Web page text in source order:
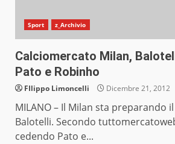
Sport z_Archivio
Calciomercato Milan,
Pato e Robinho
FIlippo Limoncelli Dicembre 21, 2012
MILANO – Il Milan sta preparando
Balotelli. Secondo
cedendo Pato e...